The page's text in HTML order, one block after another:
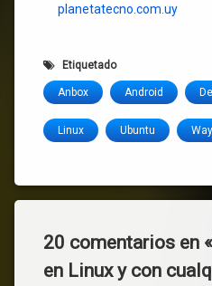
planetatecno.com.uy
Etiquetado
Anbox Android
Linux Ubuntu
20 comentarios en «
en Linux y con